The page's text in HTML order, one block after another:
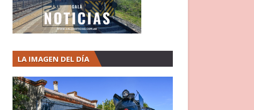
LA IMAGEN DEL DÍA